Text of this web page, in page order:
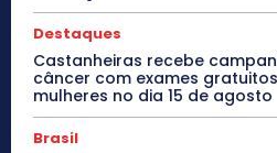
Destaques
Castanheiras recebe
câncer com exames
mulheres no dia 15 de agosto
Brasil